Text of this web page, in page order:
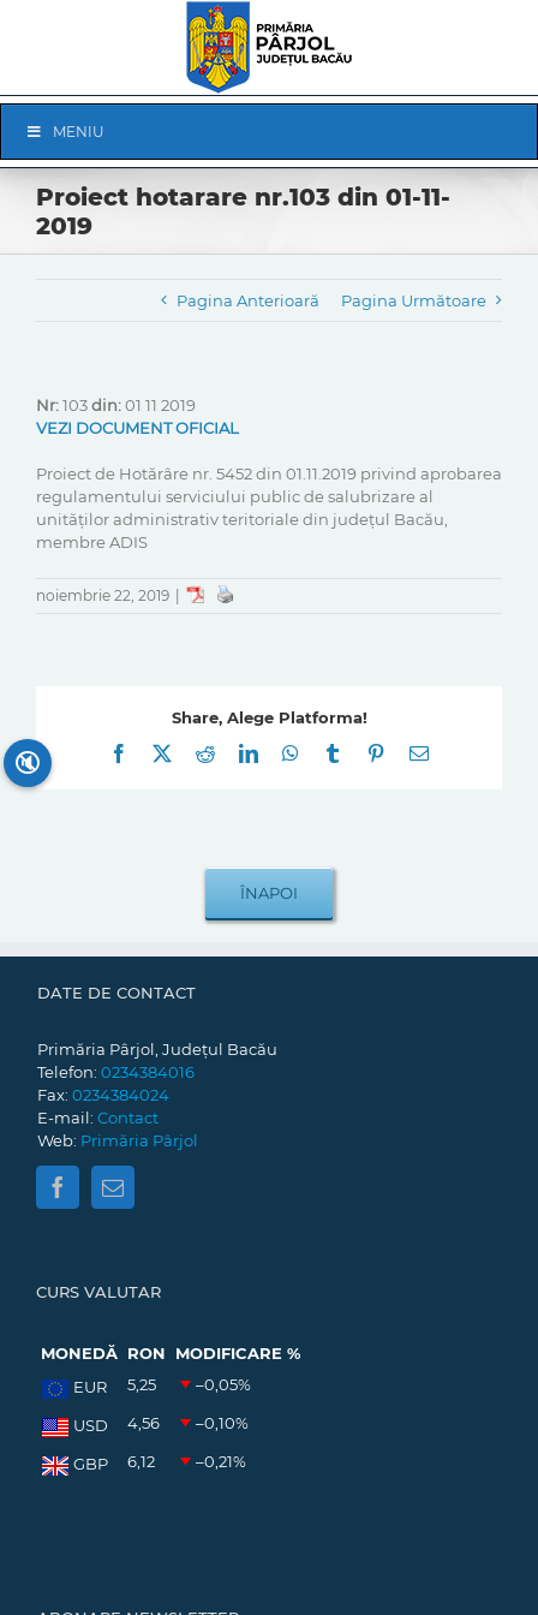
Navigation
MENIU
Proiect hotarare nr.103 din 01-11-
2019
Pagina Anterioară Pagina Următoare
Nr:103din:01 11 2019
VEZI DOCUMENT OFICIAL
Proiect de Hotărâre nr. 5452 din 01.11.2019 privind aprobarea
regulamentului serviciului public de salubrizare al
unităților administrativ teritoriale din județul Bacău,
membre ADIS
noiembrie 22, 2019
Share, Alege Platforma!
Facebook
RedditLinkedInWhatsApp
Tumblr Pinterest
E-
DATE DE CONTACT
Primăria Pârjol, Județul Bacău
Telefon: 0234384016
Fax: 0234384024
E-mail: Contact
Web: Primăria Pârjol
CURS VALUTAR
MONEDĂ RON
MODIFICARE %
EUR
5,25 –0,05%
USD 4,56 –0,10%
GBP 6,12 –0,21%
🔇